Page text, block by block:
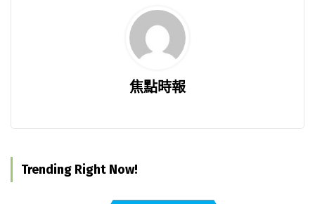
焦點時報
Trending Right Now!